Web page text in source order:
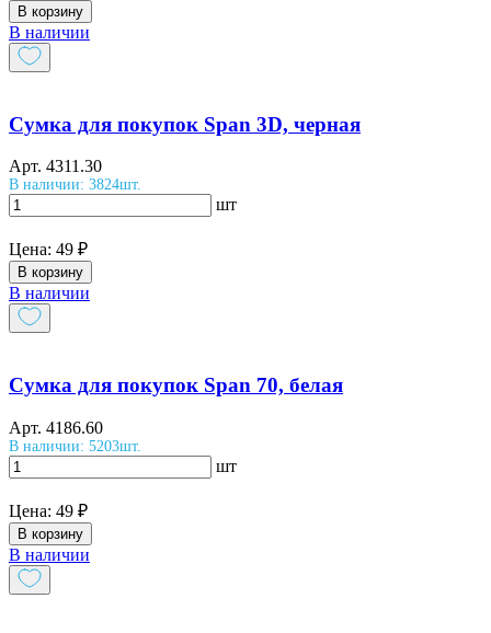
В корзину
В наличии
Сумка для покупок Span 3D, черная
Арт. 4311.30
В наличии: 3824шт.
шт
Цена: 49 ₽
В корзину
В наличии
Сумка для покупок Span 70, белая
Арт. 4186.60
В наличии: 5203шт.
шт
Цена: 49 ₽
В корзину
В наличии